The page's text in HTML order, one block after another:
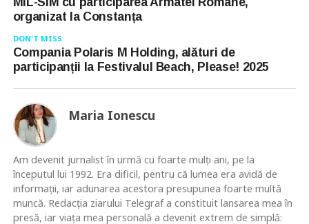
organizat la Constanța
DON'T MISS
Compania Polaris M Holding, alături de
participanții la Festivalul Beach, Please! 2025
Maria Ionescu
Am devenit jurnalist în urmă cu foarte mulţi ani, pe la
începutul lui 1992. Era dificil, pentru că lumea era avidă de
informaţii, iar adunarea acestora presupunea foarte multă
muncă. Redacţia ziarului Telegraf a constituit lansarea mea în
presă, iar viaţa mea personală a devenit extrem de simplă: